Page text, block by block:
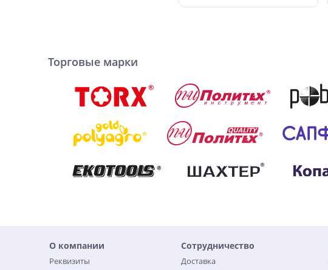
Торговые марки
О компании
Реквизиты
Сотрудничество
Доставка